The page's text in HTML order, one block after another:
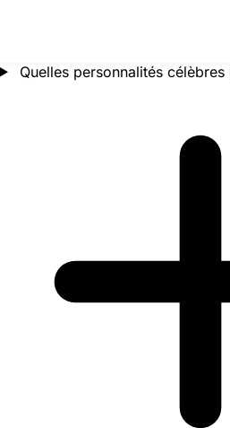
Quelles personnalités